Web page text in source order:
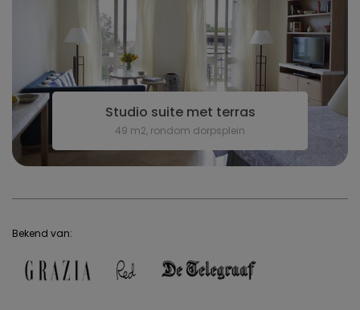
Studio suite met terras
49 m2, rondom dorpsplein
Bekend van: